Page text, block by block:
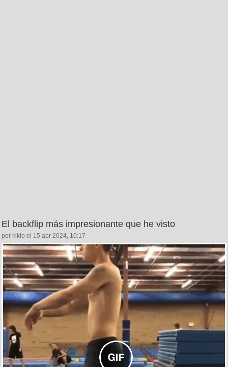
El backflip más impresionante que he visto
por kiklo el 15 abr 2024, 10:17